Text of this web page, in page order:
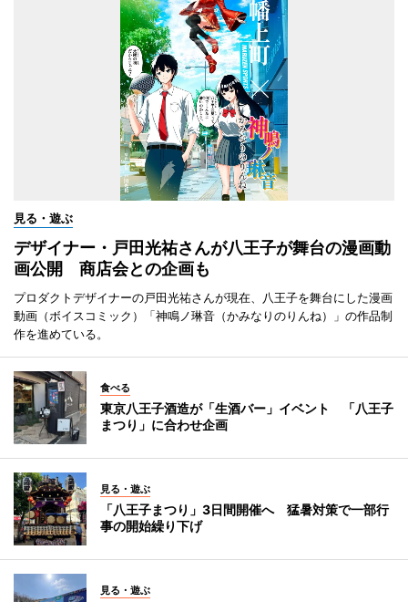
見る・遊ぶ
デザイナー・戸田光祐さんが八王子が舞台の漫画動
画公開 商店会との企画も
プロダクトデザイナーの戸田光祐さんが現在、八王子を舞台にした漫画
動画（ボイスコミック）「神鳴ノ琳音（かみなりのりんね）」の作品制
作を進めている。
食べる
東京八王子酒造が「生酒バー」イベント 「八王子
まつり」に合わせ企画
見る・遊ぶ
「八王子まつり」3日間開催へ 猛暑対策で一部行
事の開始繰り下げ
見る・遊ぶ